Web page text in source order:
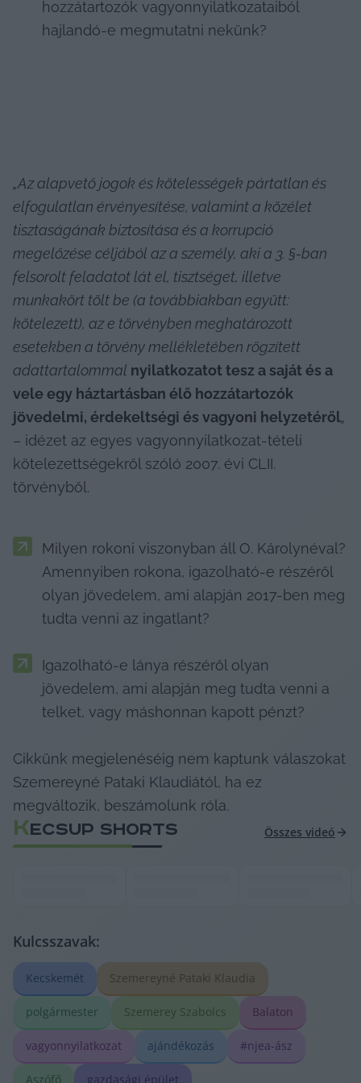
hozzátartozók vagyonnyilatkozataiból
hajlandó-e megmutatni nekünk?
„Az alapvető jogok és kötelességek pártatlan és
elfogulatlan érvényesítése, valamint a közélet
tisztaságának biztosítása és a korrupció
megelőzése céljából az a személy, aki a 3. §-ban
felsorolt feladatot lát el, tisztséget, illetve
munkakört tölt be (a továbbiakban együtt:
kötelezett), az e törvényben meghatározott
esetekben a törvény mellékletében rögzített
adattartalommal nyilatkozatot tesz a saját és a
vele egy háztartásban élő hozzátartozók
jövedelmi, érdekeltségi és vagyoni helyzetéről„
– idézet az egyes vagyonnyilatkozat-tételi
kötelezettségekről szóló 2007. évi CLII.
törvényből.
Milyen rokoni viszonyban áll O. Károlynéval?
Amennyiben rokona, igazolható-e részéről
olyan jövedelem, ami alapján 2017-ben meg
tudta venni az ingatlant?
Igazolható-e lánya részéről olyan
jövedelem, ami alapján meg tudta venni a
telket, vagy máshonnan kapott pénzt?
Cikkünk megjelenéséig nem kaptunk válaszokat
Szemereyné Pataki Klaudiától, ha ez
megváltozik, beszámolunk róla.
KECSUP SHORTS Összes videó
Kulcsszavak:
Kecskemét Szemereyné Pataki Klaudia
polgármester Szemerey Szabolcs Balaton
vagyonnyilatkozat ajándékozás #njea-ász
Aszófő gazdasági épület